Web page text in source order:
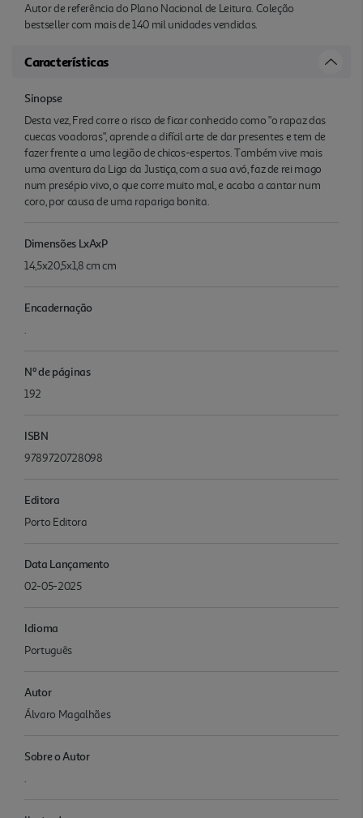
Autor de referência do Plano Nacional de Leitura. Coleção
bestseller com mais de 140 mil unidades vendidas.
Características
Sinopse
Desta vez, Fred corre o risco de ficar conhecido como "o rapaz das
cuecas voadoras", aprende a difícil arte de dar presentes e tem de
fazer frente a uma legião de chicos-espertos. Também vive mais
uma aventura da Liga da Justiça, com a sua avó, faz de rei mago
num presépio vivo, o que corre muito mal, e acaba a cantar num
coro, por causa de uma rapariga bonita.
Dimensões LxAxP
14,5x20,5x1,8 cm cm
Encadernação
.
Nº de páginas
192
ISBN
9789720728098
Editora
Porto Editora
Data Lançamento
02-05-2025
Idioma
Português
Autor
Álvaro Magalhães
Sobre o Autor
.